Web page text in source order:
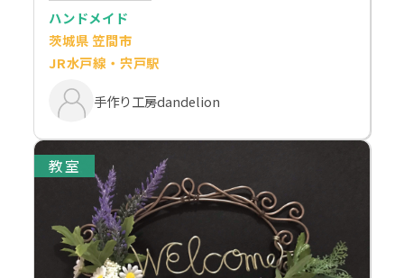
ハンドメイド
茨城県 笠間市
JR水戸線・宍戸駅
手作り工房dandelion
教室